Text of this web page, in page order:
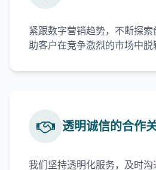
紧跟数字营销趋势，不断探
助客户在竞争激烈的市场中脱
透明诚信的合作
我们坚持透明化服务，及时